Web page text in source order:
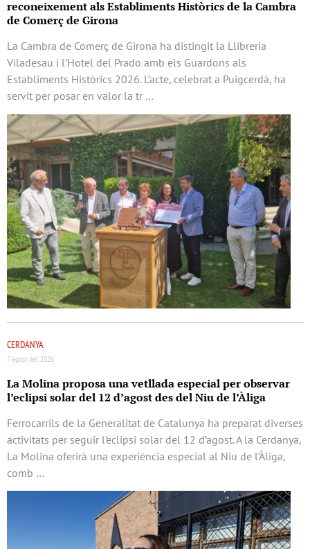
reconeixement als Establiments Històrics de la Cambra
de Comerç de Girona
La Cambra de Comerç de Girona ha distingit la Llibreria
Viladesau i l’Hotel del Prado amb els Guardons als
Establiments Històrics 2026. L’acte, celebrat a Puigcerdà, ha
servit per posar en valor la tr …
CERDANYA
7 agost del 2026
La Molina proposa una vetllada especial per observar
l’eclipsi solar del 12 d’agost des del Niu de l’Àliga
Ferrocarrils de la Generalitat de Catalunya ha preparat diverses
activitats per seguir l’eclipsi solar del 12 d’agost. A la Cerdanya,
La Molina oferirà una experiència especial al Niu de l’Àliga,
comb …